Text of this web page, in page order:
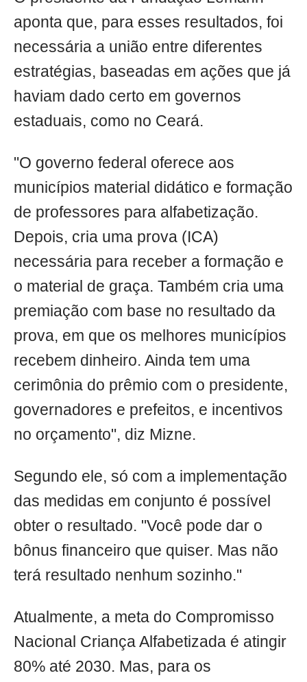
aponta que, para esses resultados, foi
necessária a união entre diferentes
estratégias, baseadas em ações que já
haviam dado certo em governos
estaduais, como no Ceará.
"O governo federal oferece aos
municípios material didático e formação
de professores para alfabetização.
Depois, cria uma prova (ICA)
necessária para receber a formação e
o material de graça. Também cria uma
premiação com base no resultado da
prova, em que os melhores municípios
recebem dinheiro. Ainda tem uma
cerimônia do prêmio com o presidente,
governadores e prefeitos, e incentivos
no orçamento", diz Mizne.
Segundo ele, só com a implementação
das medidas em conjunto é possível
obter o resultado. "Você pode dar o
bônus financeiro que quiser. Mas não
terá resultado nenhum sozinho."
Atualmente, a meta do Compromisso
Nacional Criança Alfabetizada é atingir
80% até 2030. Mas, para os